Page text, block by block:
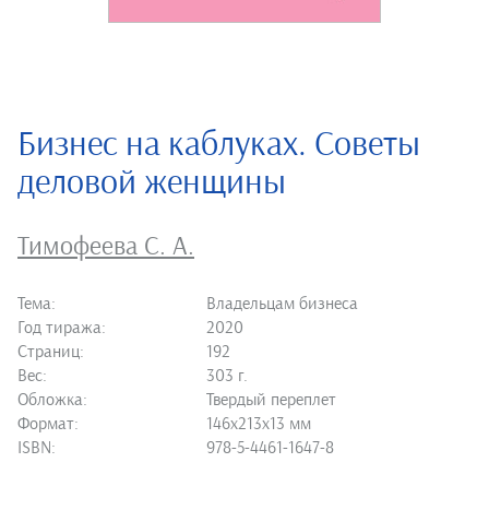
Бизнес на каблуках. Советы
деловой женщины
Тимофеева С. А.
Тема:
Владельцам бизнеса
Год тиража:
2020
Страниц:
192
Вес:
303 г.
Обложка:
Твердый переплет
Формат:
146х213х13 мм
ISBN:
978-5-4461-1647-8